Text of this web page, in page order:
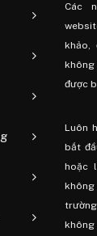
Các
khảo,
được
Luôn
bắt
hoặc
không